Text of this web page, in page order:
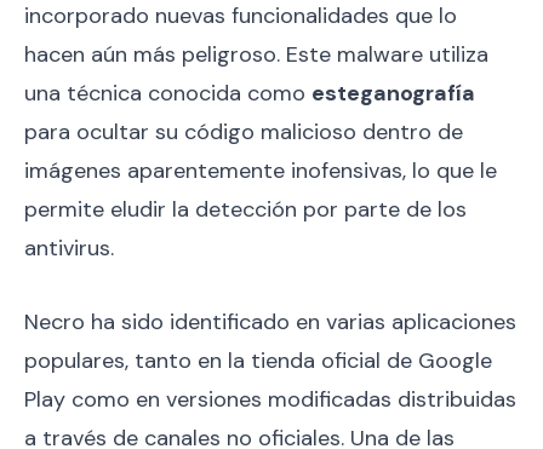
incorporado nuevas funcionalidades que lo
hacen aún más peligroso. Este malware utiliza
una técnica conocida como esteganografía
para ocultar su código malicioso dentro de
imágenes aparentemente inofensivas, lo que le
permite eludir la detección por parte de los
antivirus.
Necro ha sido identificado en varias aplicaciones
populares, tanto en la tienda oficial de Google
Play como en versiones modificadas distribuidas
a través de canales no oficiales. Una de las